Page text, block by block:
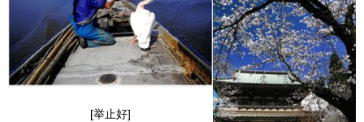
[举止好]